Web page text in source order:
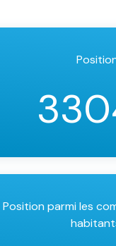
Position parmi les